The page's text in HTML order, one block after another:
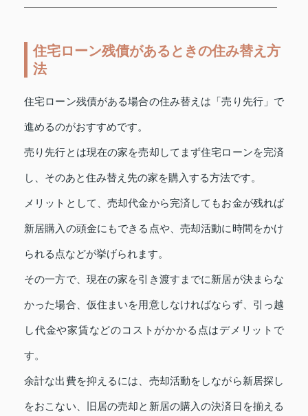
住宅ローン残債があるときの住み替え方
法
住宅ローン残債がある場合の住み替えは「売り先行」で
進めるのがおすすめです。
売り先行とは現在の家を売却してまず住宅ローンを完済
し、そのあと住み替え先の家を購入する方法です。
メリットとして、売却代金から完済してもお金が残れば
新居購入の頭金にもできる点や、売却活動に時間をかけ
られる点などが挙げられます。
その一方で、現在の家を引き渡すまでに新居が決まらな
かった場合、仮住まいを用意しなければならず、引っ越
し代金や家賃などのコストがかかる点はデメリットで
す。
余計な出費を抑えるには、売却活動をしながら新居探し
をおこない、旧居の売却と新居の購入の決済日を揃える